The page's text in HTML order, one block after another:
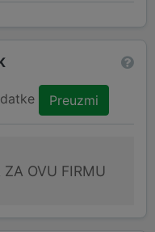
Preuzmi
OVU FIRMU